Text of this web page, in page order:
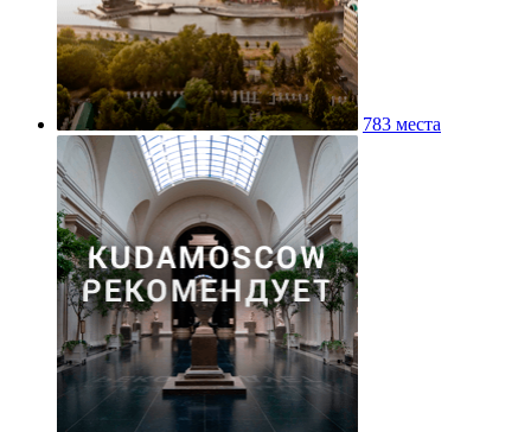
783 места